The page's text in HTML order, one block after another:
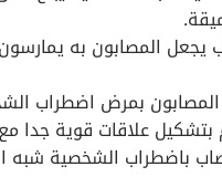
يجعل المصابون به
بمرض اضطراب
علاقات قوية جدا
باضطراب الشخصية شبه